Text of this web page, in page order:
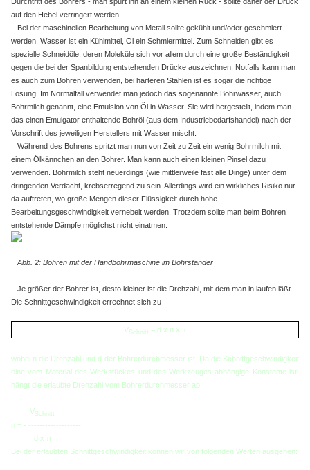
auf den Hebel verringert werden.
Bei der maschinellen Bearbeitung von Metall sollte gekühlt und/oder geschmiert
werden. Wasser ist ein Kühlmittel, Öl ein Schmiermittel. Zum Schneiden gibt es
spezielle Schneidöle, deren Moleküle sich vor allem durch eine große Beständigkeit
gegen die bei der Spanbildung entstehenden Drücke auszeichnen. Notfalls kann man
es auch zum Bohren verwenden, bei härteren Stählen ist es sogar die richtige
Lösung. Im Normalfall verwendet man jedoch das sogenannte Bohrwasser, auch
Bohrmilch genannt, eine Emulsion von Öl in Wasser. Sie wird hergestellt, indem man
das einen Emulgator enthaltende Bohröl (aus dem Industriebedarfshandel) nach der
Vorschrift des jeweiligen Herstellers mit Wasser mischt.
Während des Bohrens spritzt man nun von Zeit zu Zeit ein wenig Bohrmilch mit
einem Ölkännchen an den Bohrer. Man kann auch einen kleinen Pinsel dazu
verwenden. Bohrmilch steht neuerdings (wie mittlerweile fast alle Dinge) unter dem
dringenden Verdacht, krebserregend zu sein. Allerdings wird ein wirkliches Risiko nur
da auftreten, wo große Mengen dieser Flüssigkeit durch hohe
Bearbeitungsgeschwindigkeit vernebelt werden. Trotzdem sollte man beim Bohren
entstehende Dämpfe möglichst nicht einatmen.
Abb. 2: Bohren mit der Handbohrmaschine im Bohrständer
Je größer der Bohrer ist, desto kleiner ist die Drehzahl, mit dem man in laufen läßt.
Die Schnittgeschwindigkeit errechnet sich zu
VSchnitt = d x n x π
wobei n die Drehzahl und d der Bohrerdurchmesser ist. Da die Schnittgeschwindigkeit
eine vom Material des Werkstückes und des Werkzeuges abhängige Konstante ist,
hängt die erlaubte Drehzahl vom Bohrerdurchmesser ab:
VSchnitt
n = - -------------------
d x π
Bei der erlaubten Schnittgeschwindigkeit können wir von folgenden Werten ausgehen: